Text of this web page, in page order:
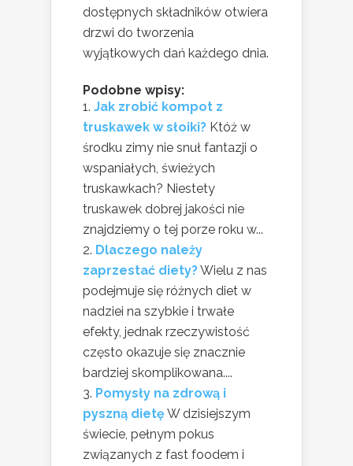
dostępnych składników otwiera
drzwi do tworzenia
wyjątkowych dań każdego dnia.
Podobne wpisy:
Jak zrobić kompot z
truskawek w słoiki? Któż w
środku zimy nie snuł fantazji o
wspaniałych, świeżych
truskawkach? Niestety
truskawek dobrej jakości nie
znajdziemy o tej porze roku w...
Dlaczego należy
zaprzestać diety?Wielu z nas
podejmuje się różnych diet w
nadziei na szybkie i trwałe
efekty, jednak rzeczywistość
często okazuje się znacznie
bardziej skomplikowana....
Pomysły na zdrową i
pyszną dietęW dzisiejszym
świecie, pełnym pokus
związanych z fast foodem i